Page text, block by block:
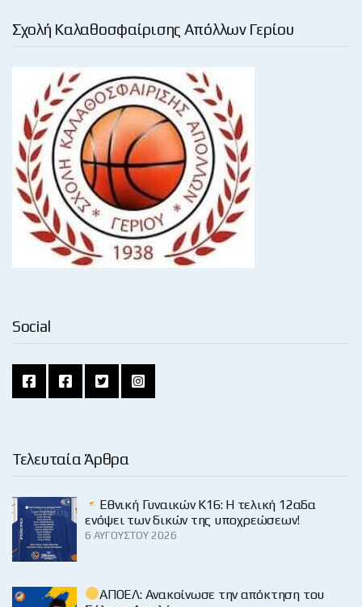
Σχολή Καλαθοσφαίρισης Απόλλων Γερίου
Social
Τελευταία Άρθρα
Εθνική Γυναικών Κ16: Η τελική 12αδα
ενόψει των δικών της υποχρεώσεων!
6 ΑΥΓΟΎΣΤΟΥ 2026
ΑΠΟΕΛ: Ανακοίνωσε την απόκτηση του